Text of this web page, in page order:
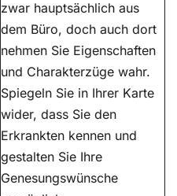
zwar hauptsächlich aus
dem Büro, doch auch dort
nehmen Sie Eigenschaften
und Charakterzüge wahr.
Spiegeln Sie in Ihrer Karte
wider, dass Sie den
Erkrankten kennen und
gestalten Sie Ihre
Genesungswünsche